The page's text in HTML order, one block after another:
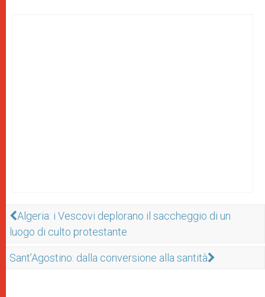
Algeria: i Vescovi deplorano il saccheggio di un
luogo di culto protestante
Sant’Agostino: dalla conversione alla santità